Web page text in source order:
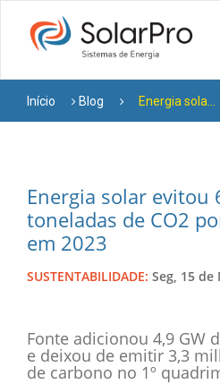
Início Blog Energia sola...
Energia solar evitou
toneladas de CO2
em 2023
SUSTENTABILIDADE: Seg, 15 de
Fonte adicionou 4,9 GW
e deixou de emitir 3,3
de carbono no 1º